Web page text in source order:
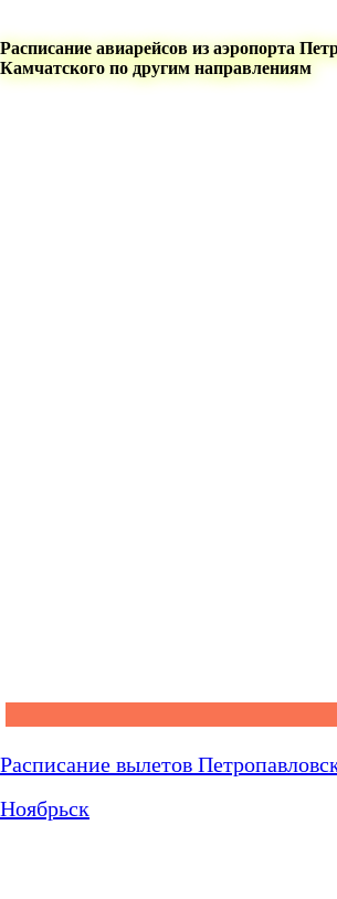
Расписание авиарейсов из аэропорта
Камчатского по другим направлениям
Расписание вылетов
Ноябрьск